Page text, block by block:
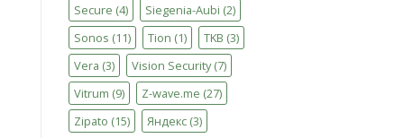
Secure (4) Siegenia-Aubi (2)
Sonos (11) Tion (1) TKB (3)
Vera (3) Vision Security(7)
Vitrum (9) Z-wave.me (27)
Zipato (15) Яндекс (3)